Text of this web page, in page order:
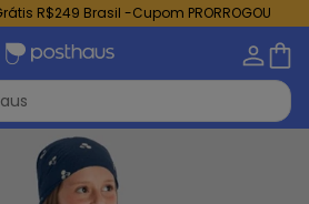
R$249 Brasil -Cupom PRORROGOU